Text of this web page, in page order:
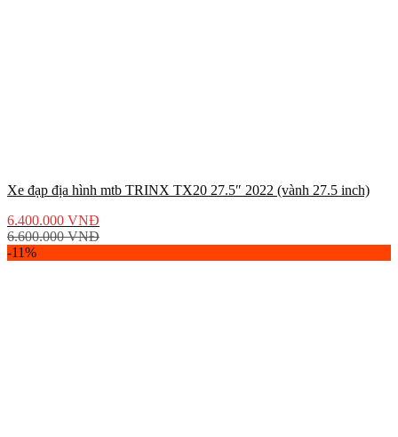
Xe đạp địa hình mtb TRINX TX20 27.5″ 2022 (vành 27.5 inch)
6.400.000 VNĐ
6.600.000VNĐ
-11%